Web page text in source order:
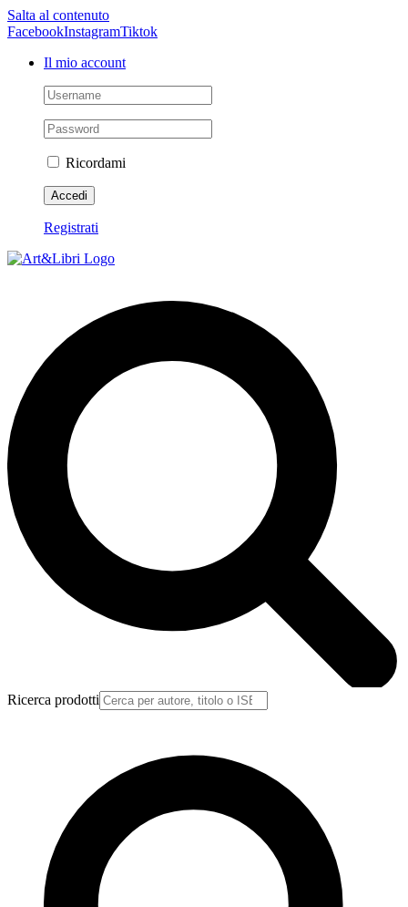
Salta al contenuto
FacebookInstagramTiktok
Il mio account
Ricordami
Registrati
Ricerca prodotti